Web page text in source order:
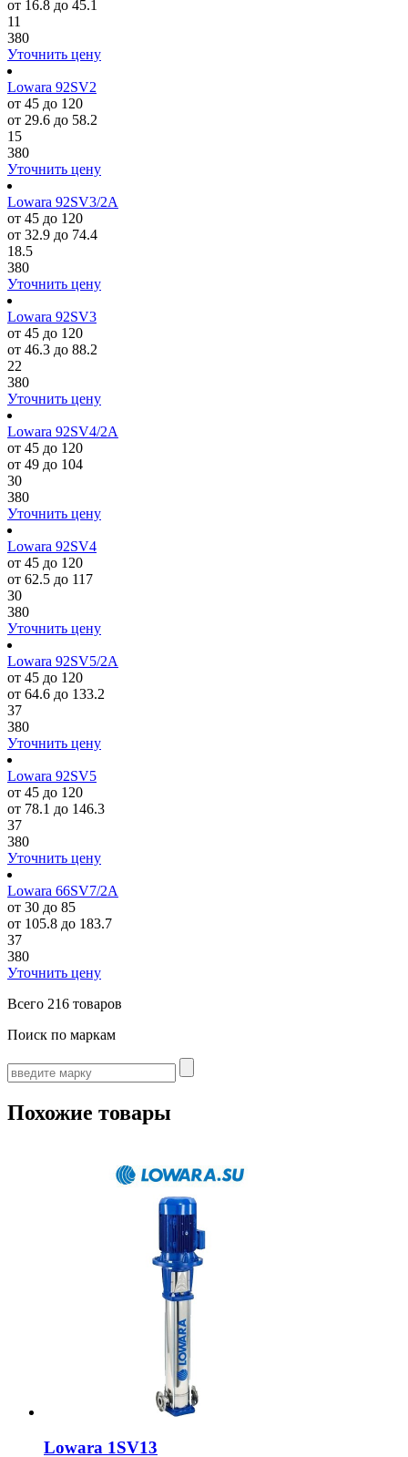
от 16.8 до 45.1
11
380
Уточнить цену
Lowara 92SV2
от 45 до 120
от 29.6 до 58.2
15
380
Уточнить цену
Lowara 92SV3/2A
от 45 до 120
от 32.9 до 74.4
18.5
380
Уточнить цену
Lowara 92SV3
от 45 до 120
от 46.3 до 88.2
22
380
Уточнить цену
Lowara 92SV4/2A
от 45 до 120
от 49 до 104
30
380
Уточнить цену
Lowara 92SV4
от 45 до 120
от 62.5 до 117
30
380
Уточнить цену
Lowara 92SV5/2A
от 45 до 120
от 64.6 до 133.2
37
380
Уточнить цену
Lowara 92SV5
от 45 до 120
от 78.1 до 146.3
37
380
Уточнить цену
Lowara 66SV7/2A
от 30 до 85
от 105.8 до 183.7
37
380
Уточнить цену
Всего 216 товаров
Поиск по маркам
Похожие товары
Lowara 1SV13